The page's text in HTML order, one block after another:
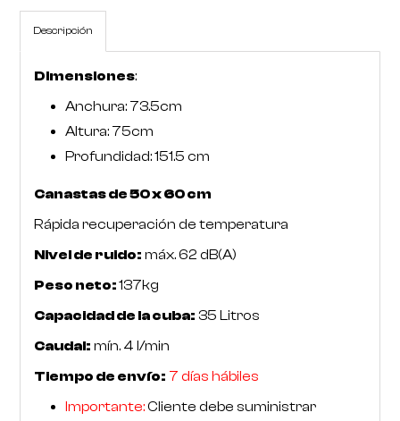
Descripción
Dimensiones:
Anchura: 73.5cm
Altura: 75cm
Profundidad: 151.5 cm
Canastas de 50 x 60 cm
Rápida recuperación de temperatura
Nivel de ruido: máx. 62 dB(A)
Peso neto:137kg
Capacidad de la cuba: 35 Litros
Caudal: mín. 4 l/min
Tiempo de envío: 7 días hábiles
Importante:Cliente debe suministrar
RoarTheme